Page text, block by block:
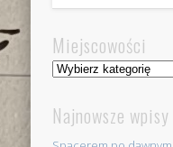
Miejscowości
Miejscowości
Najnowsze wpisy